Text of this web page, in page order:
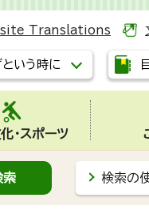
Translations
という時に
・スポーツ
検索の